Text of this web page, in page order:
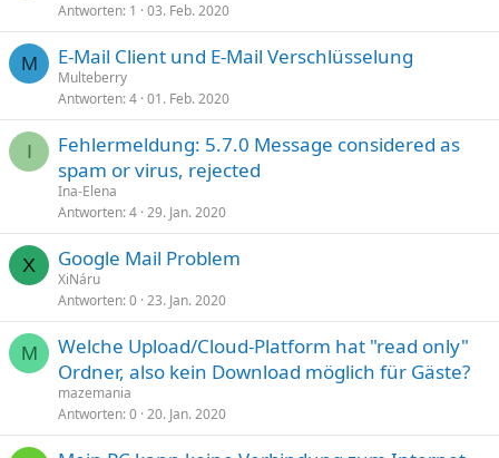
Antworten 1 03. Feb. 2020
M E-Mail Client und E-Mail Verschlüsselung
Multeberry
Antworten 4 01. Feb. 2020
I
Fehlermeldung: 5.7.0 Message considered as
spam or virus, rejected
Ina-Elena
Antworten 4 29. Jan. 2020
X Google Mail Problem
XiNáru
Antworten 0 23. Jan. 2020
M
Welche Upload/Cloud-Platform hat "read only"
Ordner, also kein Download möglich für Gäste?
mazemania
Antworten 0 20. Jan. 2020